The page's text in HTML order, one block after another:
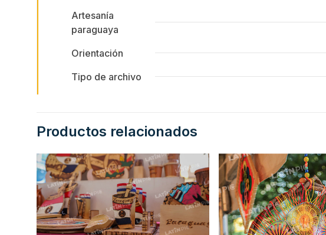
Artesanía
paraguaya
Orientación
Tipo de archivo
Productos relacionados